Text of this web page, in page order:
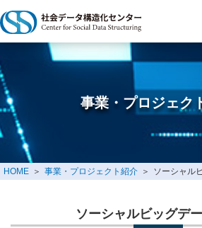
事業・プロジェク
HOME 事業・プロジェクト紹介 ソーシャル
ソーシャルビッグデ